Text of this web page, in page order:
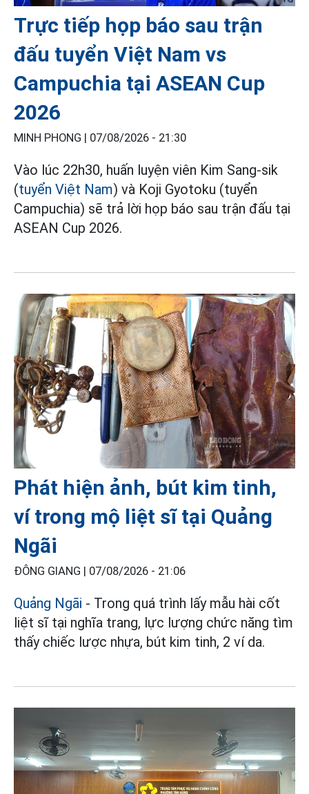
Trực tiếp họp báo sau trận
đấu tuyển Việt Nam vs
Campuchia tại ASEAN Cup
2026
MINH PHONG | 07/08/2026 - 21:30
Vào lúc 22h30, huấn luyện viên Kim Sang-sik
(tuyển Việt Nam) và Koji Gyotoku (tuyển
Campuchia) sẽ trả lời họp báo sau trận đấu tại
ASEAN Cup 2026.
Phát hiện ảnh, bút kim tinh,
ví trong mộ liệt sĩ tại Quảng
Ngãi
ĐÔNG GIANG | 07/08/2026 - 21:06
Quảng Ngãi - Trong quá trình lấy mẫu hài cốt
liệt sĩ tại nghĩa trang, lực lượng chức năng tìm
thấy chiếc lược nhựa, bút kim tinh, 2 ví da.